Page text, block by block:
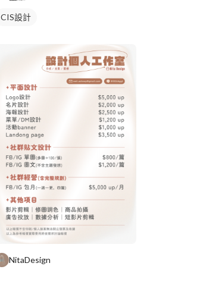
CIS設計
NitaDesign